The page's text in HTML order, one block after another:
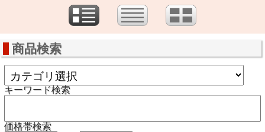
商品検索
キーワード検索
価格帯検索